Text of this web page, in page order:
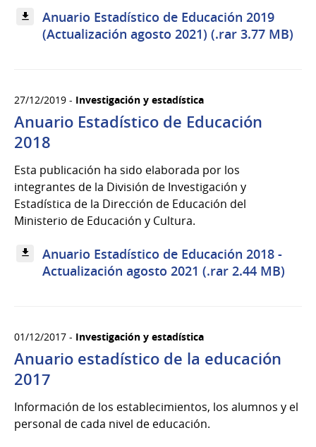
Anuario Estadístico de Educación 2019
(Actualización agosto 2021) (.rar 3.77 MB)
27/12/2019 - Investigación y estadística
Anuario Estadístico de Educación
2018
Esta publicación ha sido elaborada por los
integrantes de la División de Investigación y
Estadística de la Dirección de Educación del
Ministerio de Educación y Cultura.
Anuario Estadístico de Educación 2018 -
Actualización agosto 2021 (.rar 2.44 MB)
01/12/2017 - Investigación y estadística
Anuario estadístico de la educación
2017
Información de los establecimientos, los alumnos y el
personal de cada nivel de educación.